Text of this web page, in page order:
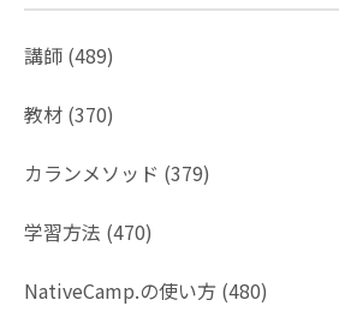
講師 (489)
教材 (370)
カランメソッド (379)
学習方法 (470)
NativeCamp.の使い方 (480)